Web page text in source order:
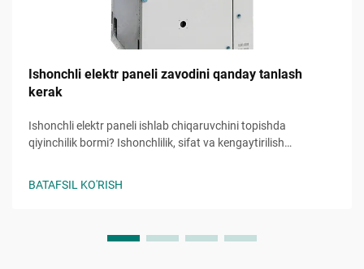
Ishonchli elektr paneli zavodini qanday tanlash
kerak
Ishonchli elektr paneli ishlab chiqaruvchini topishda
qiyinchilik bormi? Ishonchlilik, sifat va kengaytirilish
BATAFSIL KO'RISH